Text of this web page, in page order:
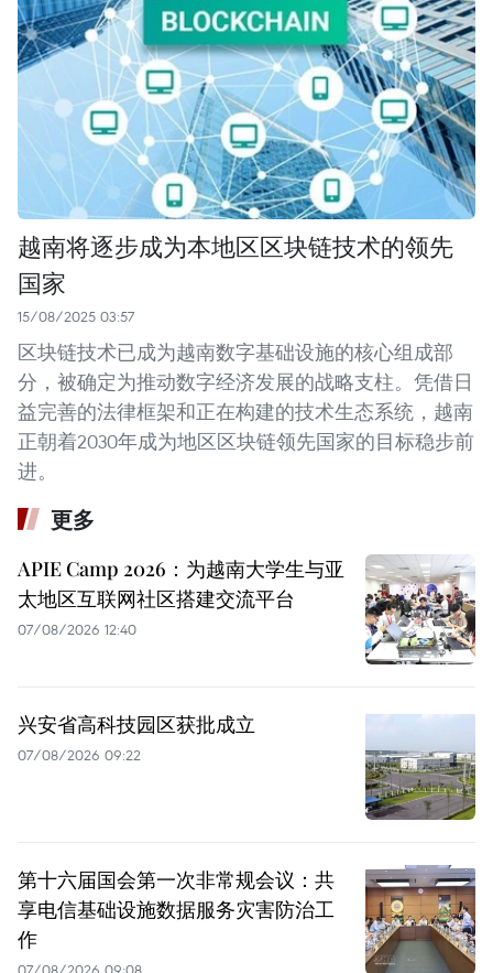
越南将逐步成为本地区区块链技术的领先
国家
15/08/2025 03:57
区块链技术已成为越南数字基础设施的核心组成部
分，被确定为推动数字经济发展的战略支柱。凭借日
益完善的法律框架和正在构建的技术生态系统，越南
正朝着2030年成为地区区块链领先国家的目标稳步前
进。
更多
APIE Camp 2026：为越南大学生与亚
太地区互联网社区搭建交流平台
07/08/2026 12:40
兴安省高科技园区获批成立
07/08/2026 09:22
第十六届国会第一次非常规会议：共
享电信基础设施数据服务灾害防治工
作